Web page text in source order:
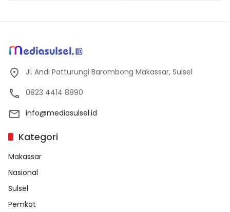
Jl. Andi Patturungi Barombong Makassar, Sulsel
0823 4414 8890
info@mediasulsel.id
Kategori
Makassar
Nasional
Sulsel
Pemkot